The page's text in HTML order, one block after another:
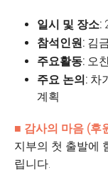
일시 및 장소:
참석인원: 김
주요활동: 오
주요 논의: 차
계획
■ 감사의 마음 (후
지부의 첫 출발에
립니다.